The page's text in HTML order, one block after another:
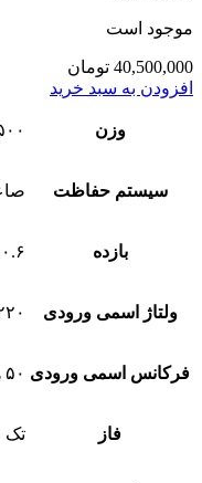
موجود است
40,500,000 تومان
افزودن به سبد خرید
وزن
سیستم حفاظت
بازده ۰.۶
ولتاژ اسمی ورودی ۲۲۰
فرکانس اسمی ورودی ۵۰ هرتز
فاز تک